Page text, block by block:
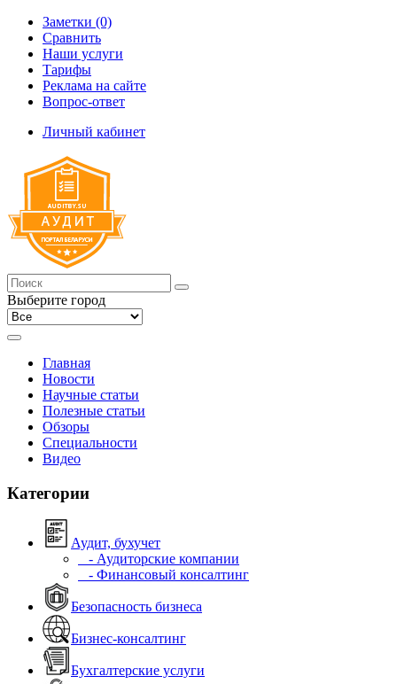
Заметки (0)
Сравнить
Наши услуги
Тарифы
Реклама на сайте
Вопрос-ответ
Личный кабинет
Выберите город
Главная
Новости
Научные статьи
Полезные статьи
Обзоры
Специальности
Видео
Категории
Аудит, бухучет
- Аудиторские компании
- Финансовый консалтинг
Безопасность бизнеса
Бизнес-консалтинг
Бухгалтерские услуги